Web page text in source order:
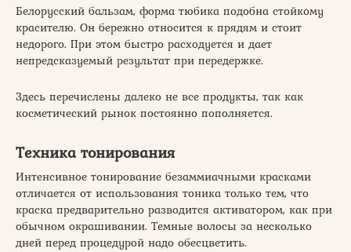
Белорусский бальзам, форма тюбика подобна стойкому
красителю. Он бережно относится к прядям и стоит
недорого. При этом быстро расходуется и дает
непредсказуемый результат при передержке.
Здесь перечислены далеко не все продукты, так как
косметический рынок постоянно пополняется.
Техника тонирования
Интенсивное тонирование безаммиачными красками
отличается от использования тоника только тем, что
краска предварительно разводится активатором, как при
обычном окрашивании. Темные волосы за несколько
дней перед процедурой надо обесцветить.